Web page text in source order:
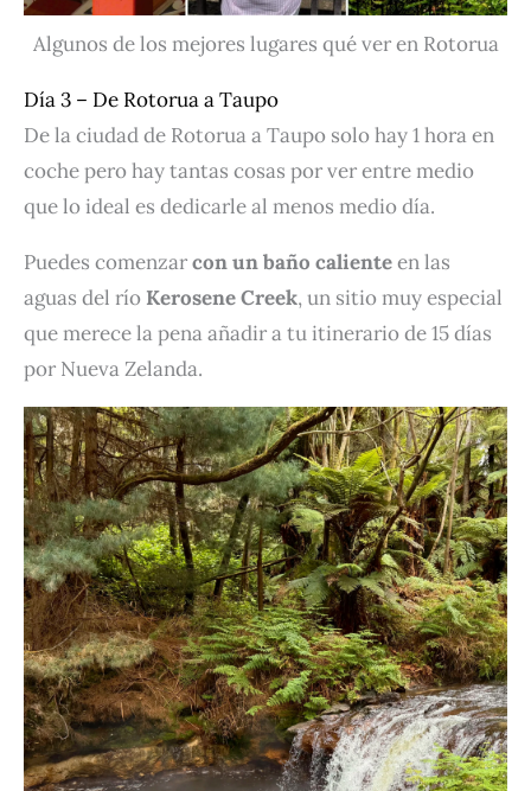
Algunos de los mejores lugares qué ver en Rotorua
Día 3 – De Rotorua a Taupo
De la ciudad de Rotorua a Taupo solo hay 1 hora en
coche pero hay tantas cosas por ver entre medio
que lo ideal es dedicarle al menos medio día.
Puedes comenzarcon un baño calienteen las
aguas del río Kerosene Creek, un sitio muy especial
que merece la pena añadir a tu itinerario de 15 días
por Nueva Zelanda.